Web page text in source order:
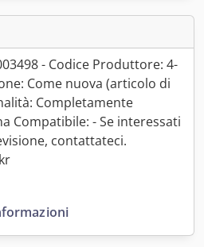
- Codice Produttore: 4-
Come nuova (articolo di
Completamente
Compatibile: - Se interessati
contattateci.